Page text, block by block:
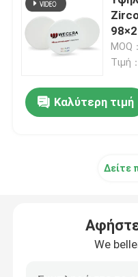
Πολυστρωματικός
οδοντικός φραγμός
Οδοντικό κενό
MOQ
Τιμή
Καλύτερη τιμή
Δείτε
We